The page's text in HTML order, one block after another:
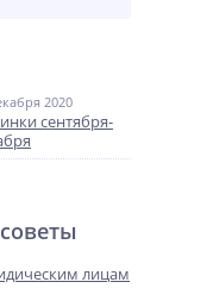
1"1/2 x
UNI-FITT
2020
сентября-
лицам